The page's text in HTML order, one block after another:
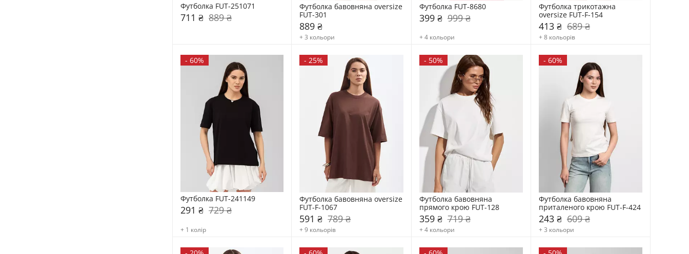
Футболка FUT-251071
711 ₴ 889 ₴
Футболка бавовняна oversize
FUT-301
889 ₴
+ 3 кольори
Футболка FUT-8680
399 ₴ 999 ₴
+ 4 кольори
Футболка трикотажна
oversize FUT-F-154
413 ₴ 689 ₴
+ 8 кольорів
- 60%
Футболка FUT-241149
291 ₴ 729 ₴
+ 1 колір
-25%
Футболка бавовняна oversize
FUT-F-1067
591 ₴ 789 ₴
+ 9 кольорів
- 50%
Футболка бавовняна
прямого крою FUT-128
359 ₴ 719 ₴
+ 4 кольори
- 60%
Футболка бавовняна
приталеного крою FUT-F-424
243 ₴ 609 ₴
+ 3 кольори